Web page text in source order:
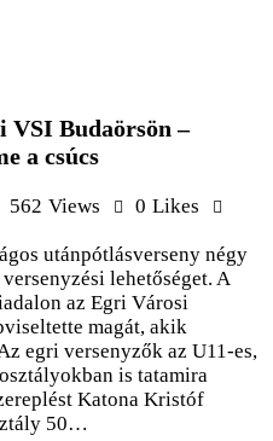
VSI Budaörsön –
a csúcs
562 Views 0 Likes
utánpótlásverseny négy
lehetőséget. A
az Egri Városi
magát, akik
egri versenyzők az U11-es,
is tatamira
Katona Kristóf
50…